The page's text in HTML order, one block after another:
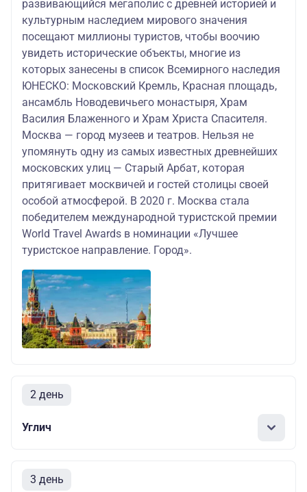
развивающийся мегаполис с древней историей и
культурным наследием мирового значения
посещают миллионы туристов, чтобы воочию
увидеть исторические объекты, многие из
которых занесены в список Всемирного наследия
ЮНЕСКО: Московский Кремль, Красная площадь,
ансамбль Новодевичьего монастыря, Храм
Василия Блаженного и Храм Христа Спасителя.
Москва — город музеев и театров. Нельзя не
упомянуть одну из самых известных древнейших
московских улиц — Старый Арбат, которая
притягивает москвичей и гостей столицы своей
особой атмосферой. В 2020 г. Москва стала
победителем международной туристской премии
World Travel Awards в номинации «Лучшее
туристское направление. Город».
2 день
Углич
3 день